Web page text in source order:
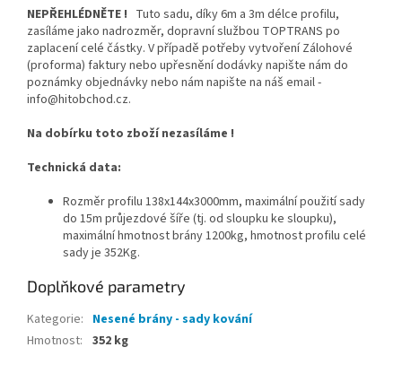
NEPŘEHLÉDNĚTE ! Tuto sadu, díky 6m a 3m délce profilu,
zasíláme jako nadrozměr, dopravní službou TOPTRANS po
zaplacení celé částky. V případě potřeby vytvoření Zálohové
(proforma) faktury nebo upřesnění dodávky napište nám do
poznámky objednávky nebo nám napište na náš email -
info@hitobchod.cz.
Na dobírku toto zboží nezasíláme !
Technická data:
Rozměr profilu 138x144x3000mm, maximální použití sady
do 15m průjezdové šíře (tj. od sloupku ke sloupku),
maximální hmotnost brány 1200kg, hmotnost profilu celé
sady je 352Kg.
Doplňkové parametry
Kategorie: Nesené brány - sady kování
Hmotnost: 352 kg